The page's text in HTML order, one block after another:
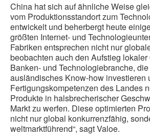
China hat sich auf ähnliche Weise
vom Produktionsstandort zum
entwickelt und beherbergt heute
größten Internet- und
Fabriken entsprechen nicht nur
beobachten auch den Aufstieg
Banken- und Technologiebranche,
ausländisches Know-how investieren
Fertigungskompetenzen des Landes
Produkte in halsbrecherischer
Markt zu werfen. Diese optimierten
nicht nur global konkurrenzfähig,
weltmarktführend“, sagt Valoe.